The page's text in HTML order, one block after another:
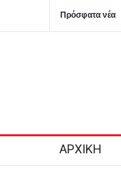
Πρόσφατα νέα
ΑΡΧΙΚΗ